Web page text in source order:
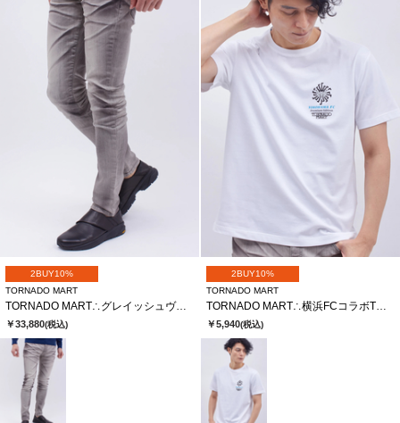
2BUY10%
TORNADO MART
TORNADO MART∴グレイッシュヴィンテージスキニーデニム
￥33,880(税込)
2BUY10%
TORNADO MART
￥5,940(税込)